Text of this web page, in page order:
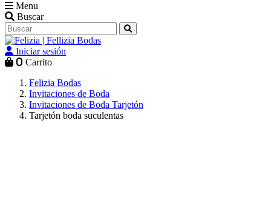
Menu
Buscar
Iniciar sesión
0 Carrito
Felizia Bodas
Invitaciones de Boda
Invitaciones de Boda Tarjetón
Tarjetón boda suculentas